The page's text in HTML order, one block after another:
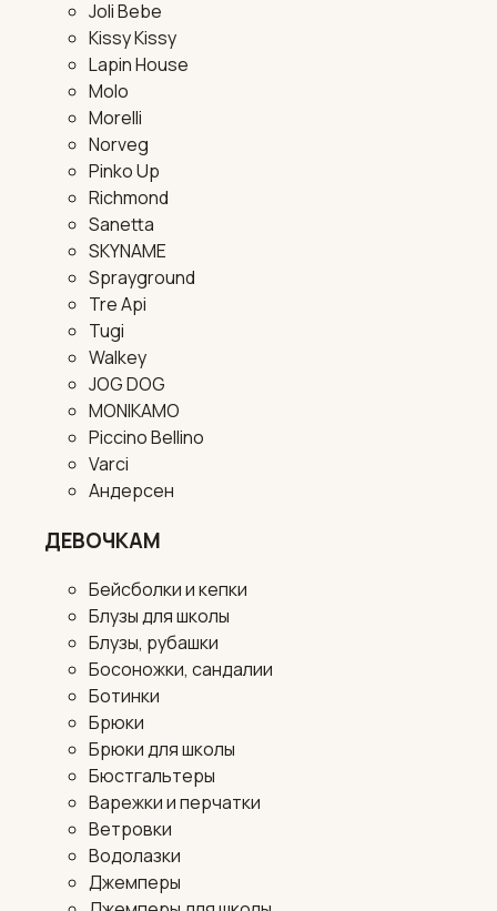
Joli Bebe
Kissy Kissy
Lapin House
Molo
Morelli
Norveg
Pinko Up
Richmond
Sanetta
SKYNAME
Sprayground
Tre Api
Tugi
Walkey
JOG DOG
MONIKAMO
Piccino Bellino
Varci
Андерсен
ДЕВОЧКАМ
Бейсболки и кепки
Блузы для школы
Блузы, рубашки
Босоножки, сандалии
Ботинки
Брюки
Брюки для школы
Бюстгальтеры
Варежки и перчатки
Ветровки
Водолазки
Джемперы